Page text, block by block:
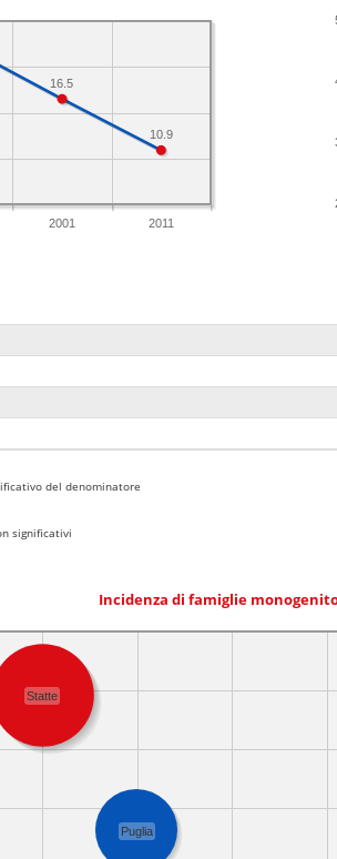
2001 2011
10.9
16.5
del denominatore
significativi
Incidenza di famiglie
Statte
Puglia